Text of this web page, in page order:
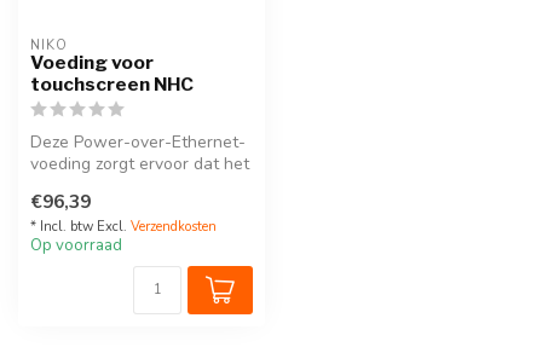
NIKO
Voeding voor
touchscreen NHC
Deze Power-over-Ethernet-
voeding zorgt ervoor dat het
UT...
€96,39
* Incl. btw Excl. Verzendkosten
Op voorraad